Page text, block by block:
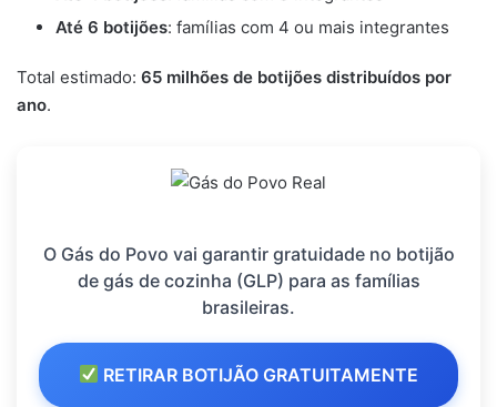
Até 6 botijões: famílias com 4 ou mais integrantes
Total estimado: 65 milhões de botijões distribuídos por
ano.
O Gás do Povo vai garantir gratuidade no botijão
de gás de cozinha (GLP) para as famílias
brasileiras.
RETIRAR BOTIJÃO GRATUITAMENTE